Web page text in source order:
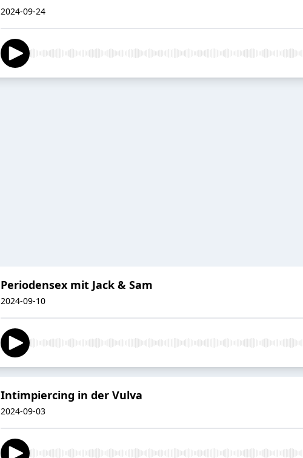
2024-09-24
Periodensex mit Jack & Sam
2024-09-10
Intimpiercing in der Vulva
2024-09-03